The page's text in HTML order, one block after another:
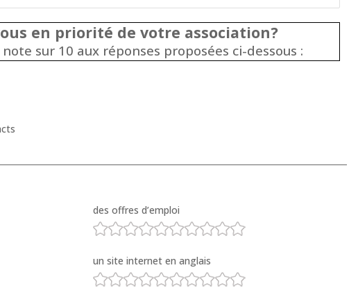
en priorité de votre association?
sur 10 aux réponses proposées ci-dessous :
des offres d’emploi
un site internet en anglais